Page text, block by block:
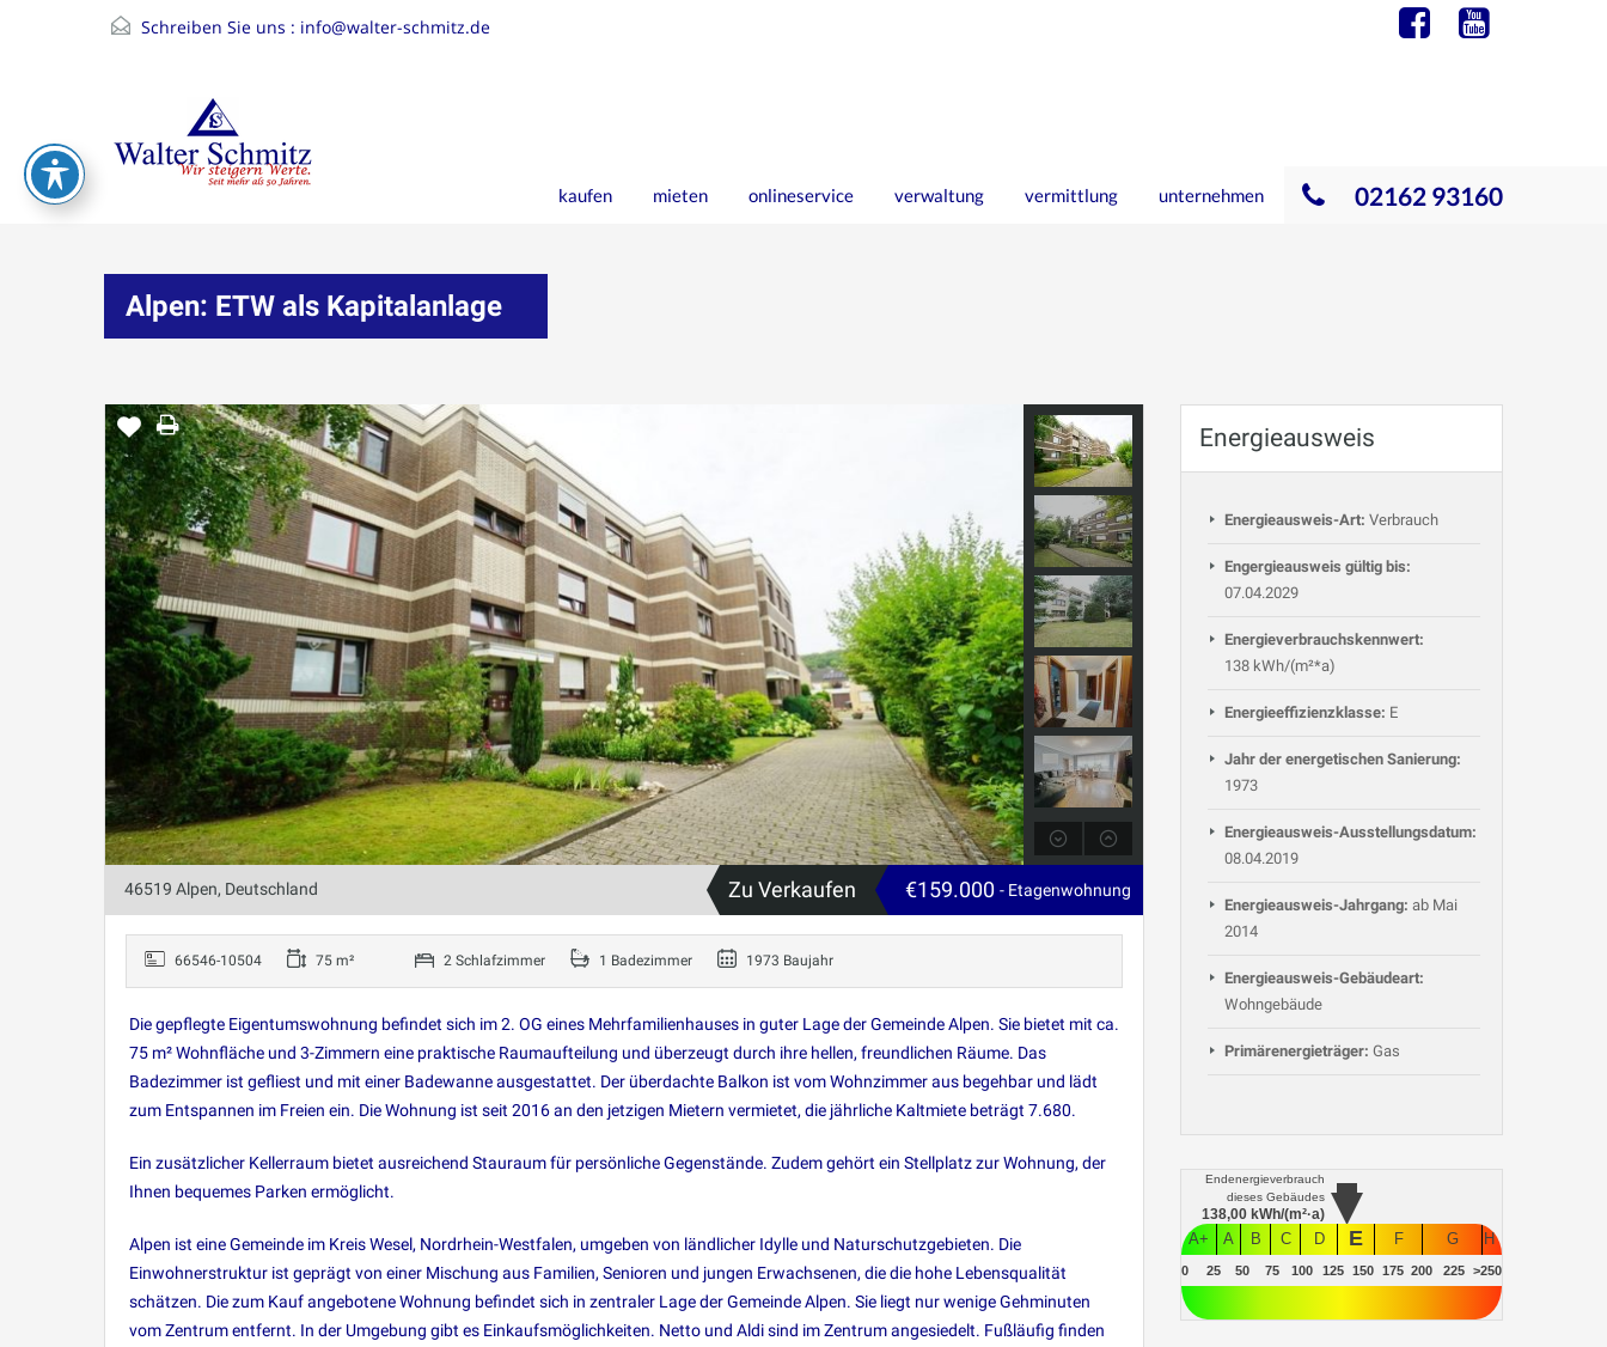
Schreiben Sie uns : info@walter-schmitz.de
02162 93160
kaufen mieten onlineservice verwaltung vermittlung unternehmen
Alpen: ETW als Kapitalanlage
46519 Alpen, Deutschland Zu Verkaufen €159.000 - Etagenwohnung
66546-10504 75 m² 2 Schlafzimmer 1 Badezimmer 1973 Baujahr
Die gepflegte Eigentumswohnung befindet sich im 2. OG eines Mehrfamilienhauses in guter Lage der Gemeinde Alpen. Sie bietet mit ca.
75 m² Wohnfläche und 3-Zimmern eine praktische Raumaufteilung und überzeugt durch ihre hellen, freundlichen Räume. Das
Badezimmer ist gefliest und mit einer Badewanne ausgestattet. Der überdachte Balkon ist vom Wohnzimmer aus begehbar und lädt
zum Entspannen im Freien ein. Die Wohnung ist seit 2016 an den jetzigen Mietern vermietet, die jährliche Kaltmiete beträgt 7.680.
Ein zusätzlicher Kellerraum bietet ausreichend Stauraum für persönliche Gegenstände. Zudem gehört ein Stellplatz zur Wohnung, der
Ihnen bequemes Parken ermöglicht.
Alpen ist eine Gemeinde im Kreis Wesel, Nordrhein-Westfalen, umgeben von ländlicher Idylle und Naturschutzgebieten. Die
Einwohnerstruktur ist geprägt von einer Mischung aus Familien, Senioren und jungen Erwachsenen, die die hohe Lebensqualität
schätzen. Die zum Kauf angebotene Wohnung befindet sich in zentraler Lage der Gemeinde Alpen. Sie liegt nur wenige Gehminuten
vom Zentrum entfernt. In der Umgebung gibt es Einkaufsmöglichkeiten. Netto und Aldi sind im Zentrum angesiedelt. Fußläufig finden
Energieausweis
Energieausweis-Art: Verbrauch
Engergieausweis gültig bis:
07.04.2029
Energieverbrauchskennwert:
138 kWh/(m²*a)
Energieeffizienzklasse: E
Jahr der energetischen Sanierung:
1973
Energieausweis-Ausstellungsdatum:
08.04.2019
Energieausweis-Jahrgang: ab Mai
2014
Energieausweis-Gebäudeart:
Wohngebäude
Primärenergieträger: Gas
Endenergieverbrauch
dieses Gebäudes
138,00 kWh/(m²·a)
A+
A B C D E F G H
0 25 50 75 100 125 150 175 200 225 >250